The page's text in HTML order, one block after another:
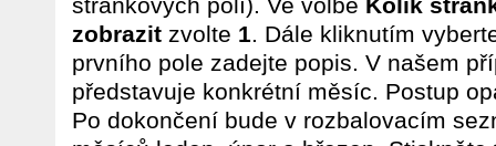
zobrazit zvolte 1. Dále kliknutím
prvního pole zadejte popis. V našem
představuje konkrétní měsíc. Postup
Po dokončení bude v rozbalovacím